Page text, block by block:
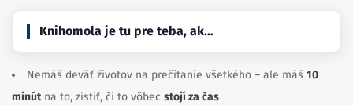
Knihomola je tu pre teba, ak…
Nemáš deväť životov na prečítanie všetkého – ale máš 10
minútna to, zistiť, či to vôbec stojí za čas